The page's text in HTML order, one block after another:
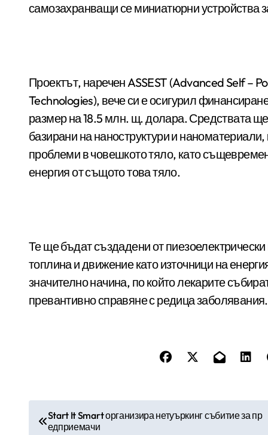
самозахранващи се миниатюрни устройства
Проектът, наречен ASSEST (Advanced Self –
Technologies), вече си е осигурил
размер на 18.5 млн. щ. долара. Средствата
базирани на наноструктури и
проблеми в човешкото тяло, като
енергия от същото това тяло.
Те ще бъдат създадени от
топлина и движение като източници на
значително начина, по който лекарите
превантивно справяне с редица заболявания.
Start It Smart организира нетуъркинг събитие за пр
едприемачи